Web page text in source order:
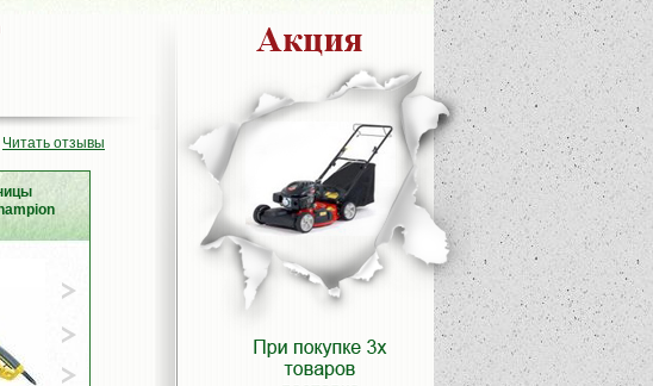
Читать отзывы